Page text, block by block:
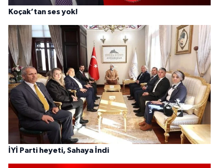
Koçak’tan ses yok!
İYİ Parti heyeti, Sahaya İndi